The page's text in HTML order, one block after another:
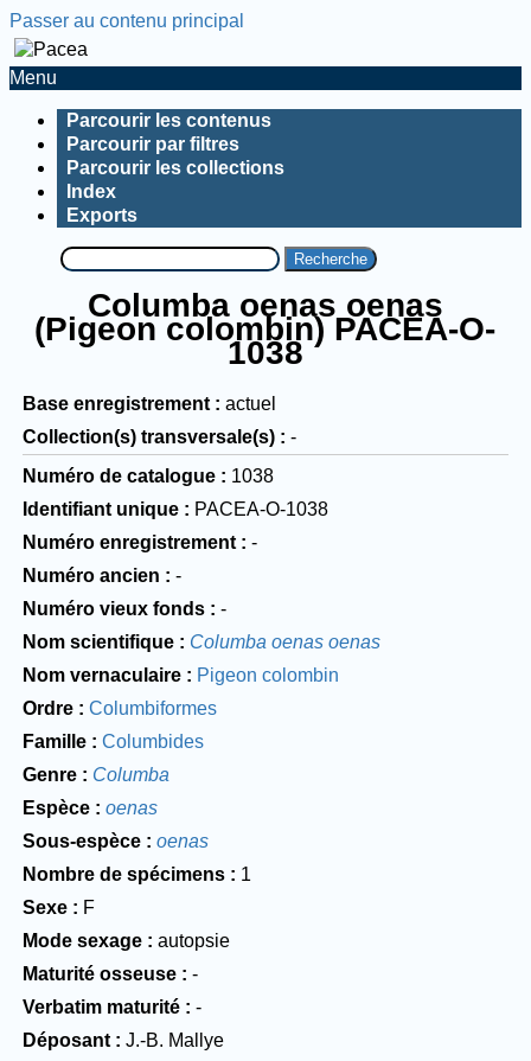
Passer au contenu principal
Menu
Parcourir les contenus
Parcourir par filtres
Parcourir les collections
Index
Exports
Recherche
Columba oenas oenas
(Pigeon colombin) PACEA-O-
1038
Base enregistrement
actuel
Collection(s) transversale(s)
-
Numéro de catalogue
1038
Identifiant unique
PACEA-O-1038
Numéro enregistrement
-
Numéro ancien
-
Numéro vieux fonds
-
Nom scientifique
Columba oenas oenas
Nom vernaculaire
Pigeon colombin
Ordre
Columbiformes
Famille
Columbides
Genre
Columba
Espèce
oenas
Sous-espèce
oenas
Nombre de spécimens
1
Sexe
F
Mode sexage
autopsie
Maturité osseuse
-
Verbatim maturité
-
Déposant
J.-B. Mallye